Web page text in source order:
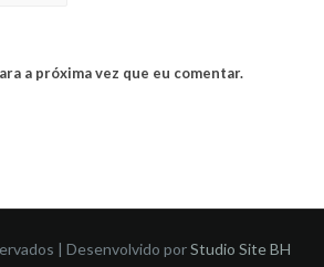
a próxima vez que eu comentar.
| Desenvolvido porStudio Site BH